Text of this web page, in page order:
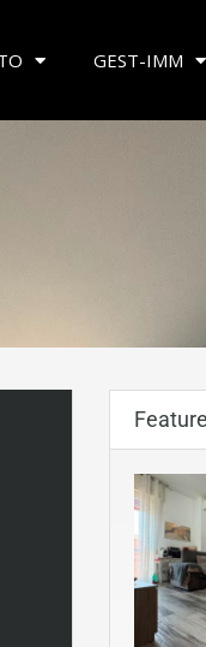
GEST-IMM